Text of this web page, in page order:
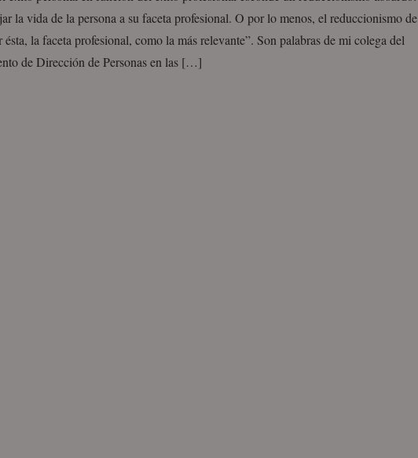
la vida de la persona a su faceta profesional. O por lo menos, el reduccionismo de
ésta, la faceta profesional, como la más relevante”. Son palabras de mi colega del
de Dirección de Personas en las […]